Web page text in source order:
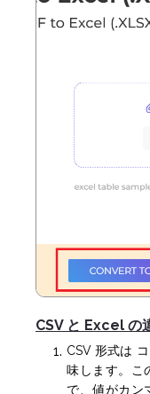
CSV と Excel の
CSV 形式は
味します。こ
で、値がカン